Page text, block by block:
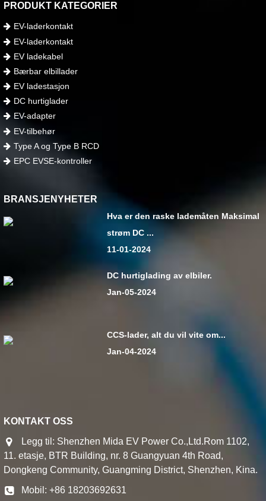
PRODUKT KATEGORIER
EV-laderkontakt
EV-laderkontakt
EV ladekabel
Bærbar elbillader
EV ladestasjon
DC hurtiglader
EV-adapter
EV-tilbehør
Type A og Type B RCD
EPC EVSE-kontroller
BRANSJENYHETER
Hva er den raske lademåten Maksimal
strøm DC ...
11-01-2024
DC hurtiglading av elbiler.
Jan-05-2024
CCS-lader, alt du vil vite om...
Jan-04-2024
KONTAKT OSS
Legg til: Shenzhen Mida EV Power Co.,Ltd.Rom 1102,
11. etasje, BTR Building, nr. 8 Guangyuan 4th Road,
Dongkeng Community, Guangming District, Shenzhen, Kina.
Mobil: +86 18203692631